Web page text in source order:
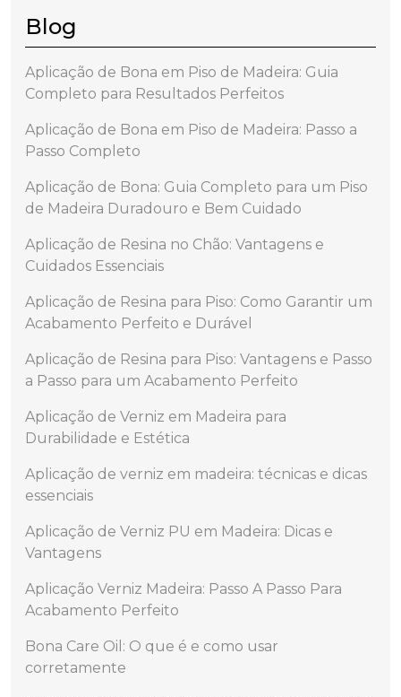
Blog
Aplicação de Bona em Piso de Madeira: Guia
Completo para Resultados Perfeitos
Aplicação de Bona em Piso de Madeira: Passo a
Passo Completo
Aplicação de Bona: Guia Completo para um Piso
de Madeira Duradouro e Bem Cuidado
Aplicação de Resina no Chão: Vantagens e
Cuidados Essenciais
Aplicação de Resina para Piso: Como Garantir um
Acabamento Perfeito e Durável
Aplicação de Resina para Piso: Vantagens e Passo
a Passo para um Acabamento Perfeito
Aplicação de Verniz em Madeira para
Durabilidade e Estética
Aplicação de verniz em madeira: técnicas e dicas
essenciais
Aplicação de Verniz PU em Madeira: Dicas e
Vantagens
Aplicação Verniz Madeira: Passo A Passo Para
Acabamento Perfeito
Bona Care Oil: O que é e como usar
corretamente